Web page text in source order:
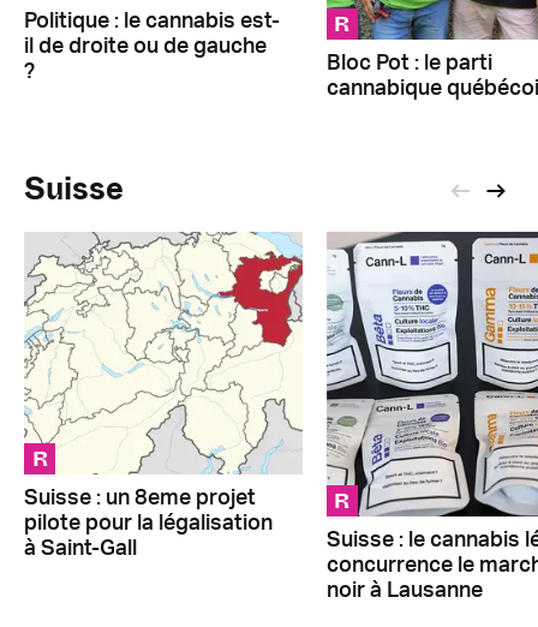
Politique : le cannabis est-
il de droite ou de gauche
?
R
Bloc Pot : le parti
cannabique
Suisse
R
Suisse : un 8eme projet
pilote pour la légalisation
à Saint-Gall
R
Suisse : le cannabis
concurrence le
noir à Lausanne